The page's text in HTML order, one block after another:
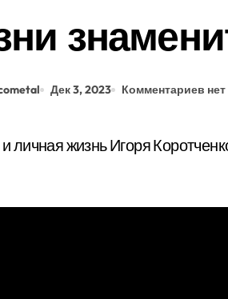
Дек 3, 2023 Комментариев нет